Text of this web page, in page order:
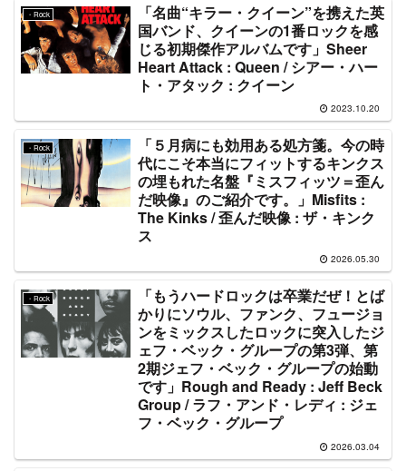
・Rock
「名曲“キラー・クイーン”を携えた英
国バンド、クイーンの1番ロックを感
じる初期傑作アルバムです」Sheer
Heart Attack : Queen / シアー・ハー
ト・アタック : クイーン
2023.10.20
・Rock
「５月病にも効用ある処方箋。今の時
代にこそ本当にフィットするキンクス
の埋もれた名盤『ミスフィッツ＝歪ん
だ映像』のご紹介です。」Misfits :
The Kinks / 歪んだ映像 : ザ・キンク
ス
2026.05.30
・Rock
「もうハードロックは卒業だぜ！とば
かりにソウル、ファンク、フュージョ
ンをミックスしたロックに突入したジ
ェフ・ベック・グループの第3弾、第
2期ジェフ・ベック・グループの始動
です」Rough and Ready : Jeff Beck
Group / ラフ・アンド・レディ : ジェ
フ・ベック・グループ
2026.03.04